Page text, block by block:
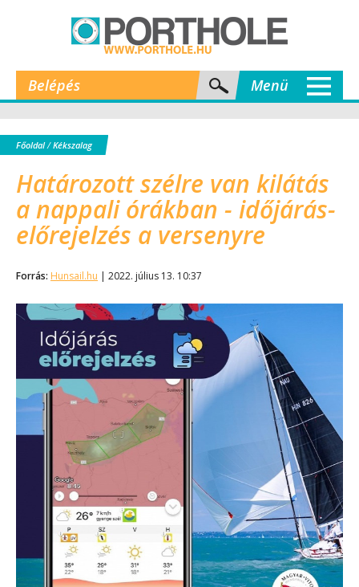
Belépés Menü
Főoldal/Kékszalag
Határozott szélre van kilátás
a nappali órákban - időjárás-
előrejelzés a versenyre
Forrás: Hunsail.hu | 2022. július 13. 10:37